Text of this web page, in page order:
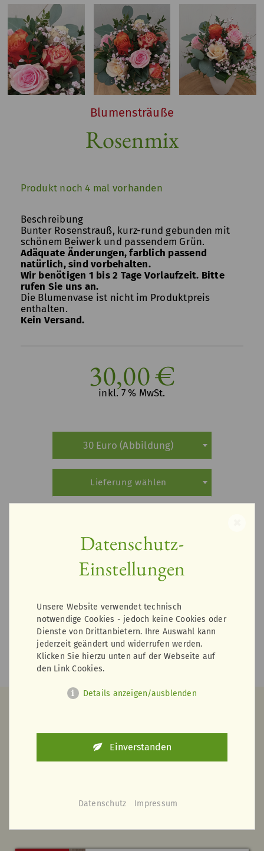
Blumensträuße
Rosenmix
Produkt noch 4 mal vorhanden
Beschreibung
Bunter Rosenstrauß, kurz-rund gebunden mit
schönem Beiwerk und passendem Grün.
Adäquate Änderungen, farblich passend
natürlich, sind vorbehalten.
Wir benötigen 1 bis 2 Tage Vorlaufzeit. Bitte
rufen Sie uns an.
Die Blumenvase ist nicht im Produktpreis
enthalten.
Kein Versand.
30,00 €
inkl. 7 % MwSt.
30 Euro (Abbildung)
Lieferung wählen
Lieferinfos
IN DEN WARENKORB
< zurück zur Übersicht
Wir haben das passende parat
Dazu bestellen?
Datenschutz-
Einstellungen
Unsere Website verwendet technisch
notwendige Cookies - jedoch keine Cookies oder
Dienste von Drittanbietern. Ihre Auswahl kann
jederzeit geändert und widerrufen werden.
Klicken Sie hierzu unten auf der Webseite auf
den Link Cookies.
Details anzeigen/ausblenden
Einverstanden
Datenschutz Impressum